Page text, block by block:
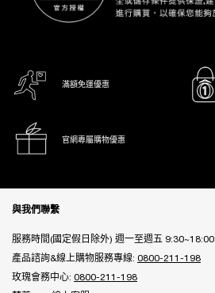
滿額免運優惠
官網專屬購物優惠
與我們聯繫
服務時間(國定假日除外) 週一至週五 9:30~18:00
產品諮詢&線上購物服務專線: 0800-211-198
玫瑰會務中心: 0800-211-198